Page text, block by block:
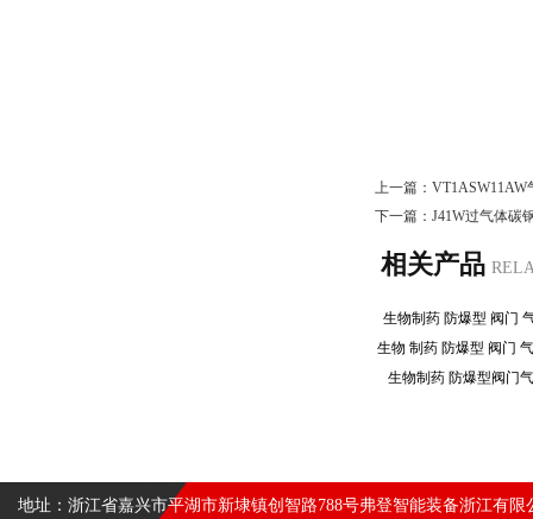
上一篇：
下一篇： J41W过气体碳
相关产品
生物制药 防爆型 阀门
生物制药 防爆型阀
地址：浙江省嘉兴市平湖市新埭镇创智路788号弗登智能装备浙江有限